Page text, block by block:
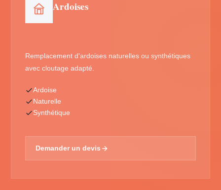
Ardoises
Remplacement d'ardoises naturelles ou synthétiques
avec cloutage adapté.
Ardoise
Naturelle
Synthétique
Demander un devis